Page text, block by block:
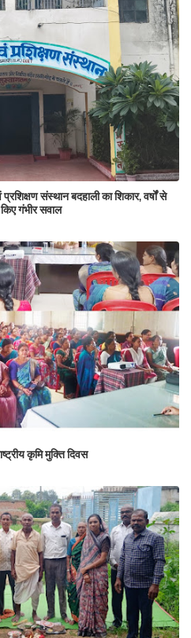
संस्थान बदहाली का शिकार, वर्षों से
गंभीर सवाल
कृमि मुक्ति दिवस